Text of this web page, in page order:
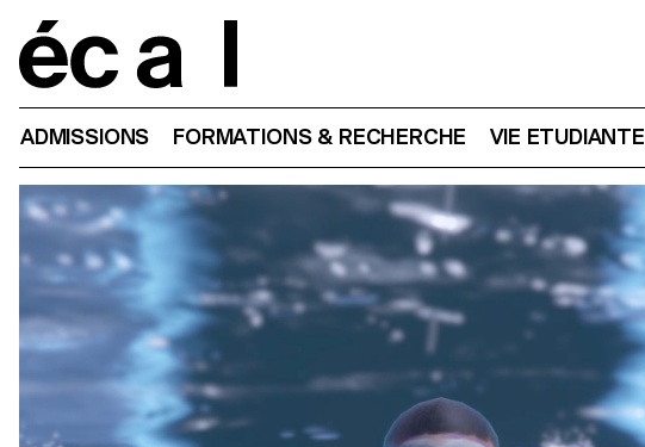
ADMISSIONS FORMATIONS & RECHERCHE VIE ETUDIANTE